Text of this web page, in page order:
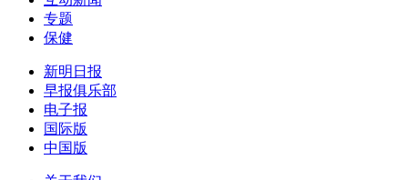
专题
保健
新明日报
早报俱乐部
电子报
国际版
中国版